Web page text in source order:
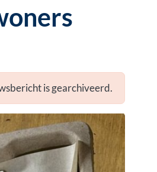
is gearchiveerd.